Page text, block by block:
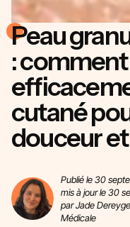
Peau
:
cutané
douceur
Publié le 30
mis à jour le 30
par Jade
Médicale